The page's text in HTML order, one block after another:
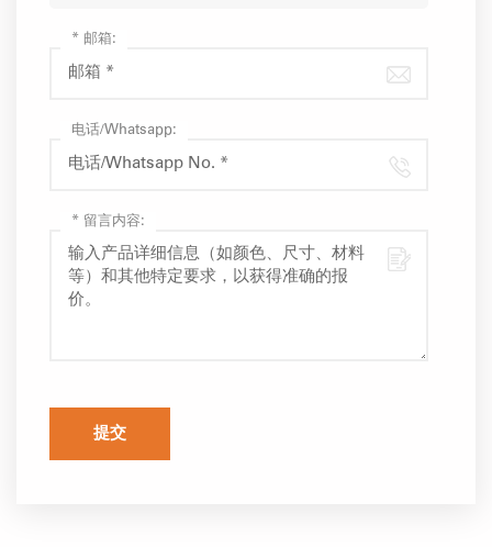
* 邮箱:
电话/Whatsapp:
* 留言内容:
提交